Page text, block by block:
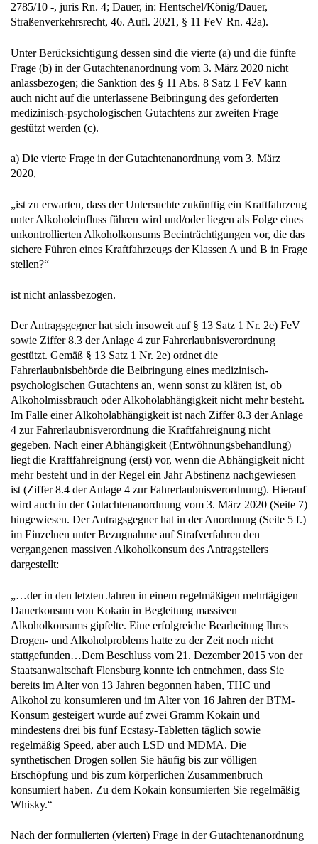
2785/10 -, juris Rn. 4; Dauer, in: Hentschel/König/Dauer,
Straßenverkehrsrecht, 46. Aufl. 2021, § 11 FeV Rn. 42a).
Unter Berücksichtigung dessen sind die vierte (a) und die fünfte
Frage (b) in der Gutachtenanordnung vom 3. März 2020 nicht
anlassbezogen; die Sanktion des § 11 Abs. 8 Satz 1 FeV kann
auch nicht auf die unterlassene Beibringung des geforderten
medizinisch-psychologischen Gutachtens zur zweiten Frage
gestützt werden (c).
a) Die vierte Frage in der Gutachtenanordnung vom 3. März
2020,
„ist zu erwarten, dass der Untersuchte zukünftig ein Kraftfahrzeug
unter Alkoholeinfluss führen wird und/oder liegen als Folge eines
unkontrollierten Alkoholkonsums Beeinträchtigungen vor, die das
sichere Führen eines Kraftfahrzeugs der Klassen A und B in Frage
stellen?“
ist nicht anlassbezogen.
Der Antragsgegner hat sich insoweit auf § 13 Satz 1 Nr. 2e) FeV
sowie Ziffer 8.3 der Anlage 4 zur Fahrerlaubnisverordnung
gestützt. Gemäß § 13 Satz 1 Nr. 2e) ordnet die
Fahrerlaubnisbehörde die Beibringung eines medizinisch-
psychologischen Gutachtens an, wenn sonst zu klären ist, ob
Alkoholmissbrauch oder Alkoholabhängigkeit nicht mehr besteht.
Im Falle einer Alkoholabhängigkeit ist nach Ziffer 8.3 der Anlage
4 zur Fahrerlaubnisverordnung die Kraftfahreignung nicht
gegeben. Nach einer Abhängigkeit (Entwöhnungsbehandlung)
liegt die Kraftfahreignung (erst) vor, wenn die Abhängigkeit nicht
mehr besteht und in der Regel ein Jahr Abstinenz nachgewiesen
ist (Ziffer 8.4 der Anlage 4 zur Fahrerlaubnisverordnung). Hierauf
wird auch in der Gutachtenanordnung vom 3. März 2020 (Seite 7)
hingewiesen. Der Antragsgegner hat in der Anordnung (Seite 5 f.)
im Einzelnen unter Bezugnahme auf Strafverfahren den
vergangenen massiven Alkoholkonsum des Antragstellers
dargestellt:
„…der in den letzten Jahren in einem regelmäßigen mehrtägigen
Dauerkonsum von Kokain in Begleitung massiven
Alkoholkonsums gipfelte. Eine erfolgreiche Bearbeitung Ihres
Drogen- und Alkoholproblems hatte zu der Zeit noch nicht
stattgefunden…Dem Beschluss vom 21. Dezember 2015 von der
Staatsanwaltschaft Flensburg konnte ich entnehmen, dass Sie
bereits im Alter von 13 Jahren begonnen haben, THC und
Alkohol zu konsumieren und im Alter von 16 Jahren der BTM-
Konsum gesteigert wurde auf zwei Gramm Kokain und
mindestens drei bis fünf Ecstasy-Tabletten täglich sowie
regelmäßig Speed, aber auch LSD und MDMA. Die
synthetischen Drogen sollen Sie häufig bis zur völligen
Erschöpfung und bis zum körperlichen Zusammenbruch
konsumiert haben. Zu dem Kokain konsumierten Sie regelmäßig
Whisky.“
Nach der formulierten (vierten) Frage in der Gutachtenanordnung